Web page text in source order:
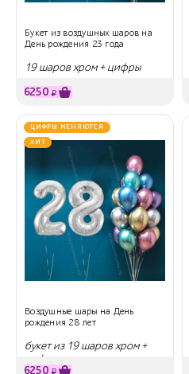
Букет из воздушных шаров на
День рождения 23 года
19 шаров хром + цифры
6250 ₽
ЦИФРЫ МЕНЯЮТСЯ
ХИТ
Воздушные шары на День
рождения 28 лет
букет из 19 шаров хром +
цифры
6250 ₽